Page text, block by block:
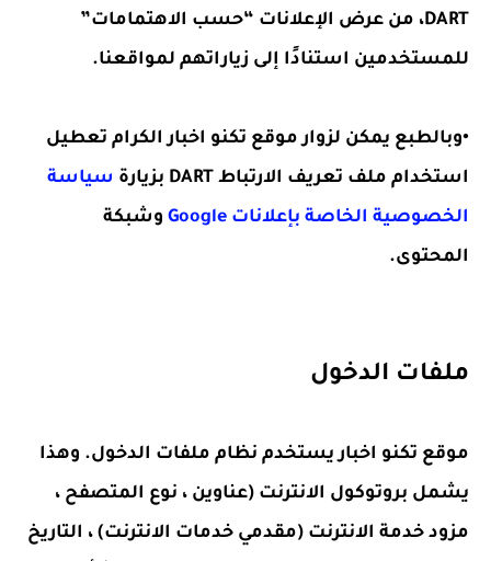
DART، من عرض الإعلانات “حسب الاهتمامات”
للمستخدمين استنادًا إلى زياراتهم لمواقعنا.
•وبالطبع يمكن لزوار موقع تكنو اخبار الكرام تعطيل
استخدام ملف تعريف الارتباط DART بزيارة
سياسة
الخصوصية الخاصة بإعلانات Google
وشبكة
المحتوى.
ملفات الدخول
موقع تكنو اخباريستخدم نظام ملفات الدخول. وهذا
يشمل بروتوكول الانترنت (عناوين ، نوع المتصفح ،
مزود خدمة الانترنت (مقدمي خدمات الانترنت) ، التاريخ